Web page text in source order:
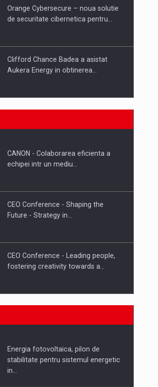
o tranzactie de peste 25…
Orange Cybersecure – noua solutie
de securitate cibernetica pentru…
Clifford Chance Badea a asistat
Aukera Energy in obtinerea…
SAPTE PERSONALITATI DIN MEDIUL
Hard Enduro Piatra Craiului 2026,
CANON - Colaborarea eficienta a
echipei intr un mediu…
CEO Conference - Shaping the
Future - Strategy in…
CEO Conference - Leading people,
fostering creativity towards a…
CEO Conference - Shaping The
Webinar - Business Evolution-
RETHINK STRATEGY-Finantare
Energia fotovoltaica, pilon de
stabilitate pentru sistemul energetic
in…